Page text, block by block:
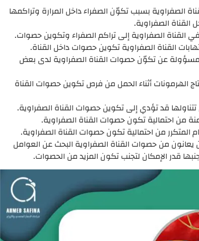
الصفراوية بسبب تكوّن الصفراء داخل المرارة وتراكمها
الصفراوية.
القناة الصفراوية إلى تراكم الصفراء وتكوين حصوات.
القناة الصفراوية تكوين حصوات داخل القناة.
عن تكوّن حصوات القناة الصفراوية لدى بعض
الهرمونات أثناء الحمل من فرص تكوين حصوات القناة
قد تؤدي إلى تكوين حصوات القناة الصفراوية.
من احتمالية تكون حصوات القناة الصفراوية.
المتكرر من احتمالية تكون حصوات القناة الصفراوية.
من حصوات القناة الصفراوية البحث عن العوامل
قدر الإمكان لتجنب تكون المزيد من الحصوات.